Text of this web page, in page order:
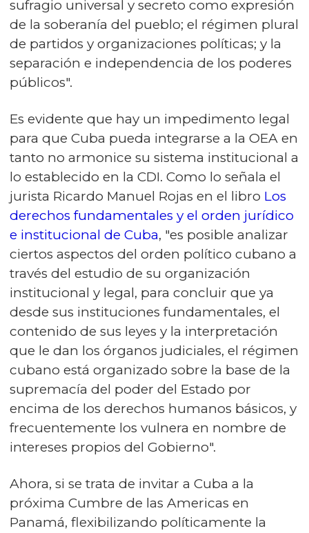
sufragio universal y secreto como expresión
de la soberanía del pueblo; el régimen plural
de partidos y organizaciones políticas; y la
separación e independencia de los poderes
públicos".
Es evidente que hay un impedimento legal
para que Cuba pueda integrarse a la OEA en
tanto no armonice su sistema institucional a
lo establecido en la CDI. Como lo señala el
jurista Ricardo Manuel Rojas en el libro Los
derechos fundamentales y el orden jurídico
e institucional de Cuba, "es posible analizar
ciertos aspectos del orden político cubano a
través del estudio de su organización
institucional y legal, para concluir que ya
desde sus instituciones fundamentales, el
contenido de sus leyes y la interpretación
que le dan los órganos judiciales, el régimen
cubano está organizado sobre la base de la
supremacía del poder del Estado por
encima de los derechos humanos básicos, y
frecuentemente los vulnera en nombre de
intereses propios del Gobierno".
Ahora, si se trata de invitar a Cuba a la
próxima Cumbre de las Americas en
Panamá, flexibilizando políticamente la